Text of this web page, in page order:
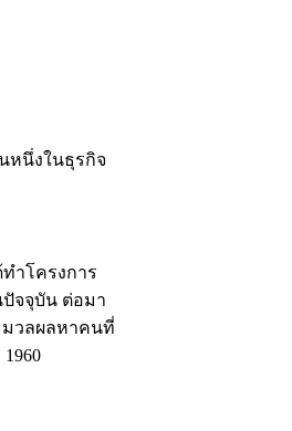
หนึ่งในธุรกิจ
ำโครงการ
ปัจจุบัน ต่อมา
มวลผลหาคนที่